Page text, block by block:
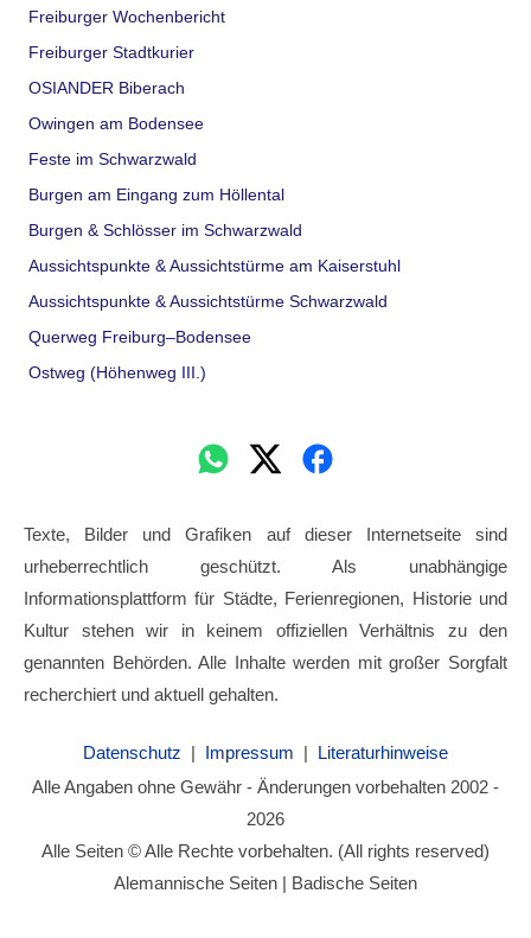
Freiburger Wochenbericht
Freiburger Stadtkurier
OSIANDER Biberach
Owingen am Bodensee
Feste im Schwarzwald
Burgen am Eingang zum Höllental
Burgen & Schlösser im Schwarzwald
Aussichtspunkte & Aussichtstürme am Kaiserstuhl
Aussichtspunkte & Aussichtstürme Schwarzwald
Querweg Freiburg–Bodensee
Ostweg (Höhenweg III.)
Texte, Bilder und Grafiken auf dieser Internetseite sind
urheberrechtlich geschützt. Als unabhängige
Informationsplattform für Städte, Ferienregionen, Historie und
Kultur stehen wir in keinem offiziellen Verhältnis zu den
genannten Behörden. Alle Inhalte werden mit großer Sorgfalt
recherchiert und aktuell gehalten.
Datenschutz | Impressum | Literaturhinweise
Alle Angaben ohne Gewähr - Änderungen vorbehalten 2002 -
2026
Alle Seiten © Alle Rechte vorbehalten. (All rights reserved)
Alemannische Seiten | Badische Seiten